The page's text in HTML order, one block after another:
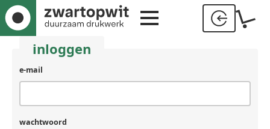
inloggen
gebruikersnaam
(laat
als
een
e-mail
wachtwoord